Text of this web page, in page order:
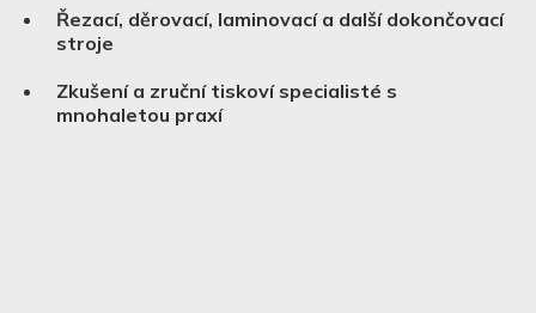
Řezací, děrovací, laminovací a další dokončovací
stroje
Zkušení a zruční tiskoví specialisté s
mnohaletou praxí